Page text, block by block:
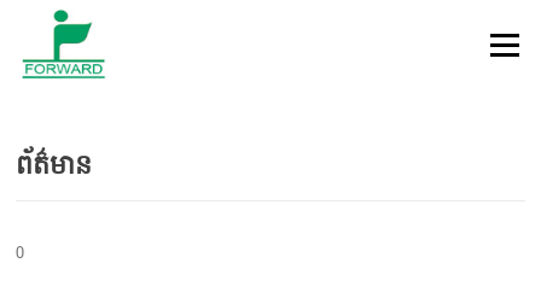
Skip to content
Menu
ព័ត៌មាន
0